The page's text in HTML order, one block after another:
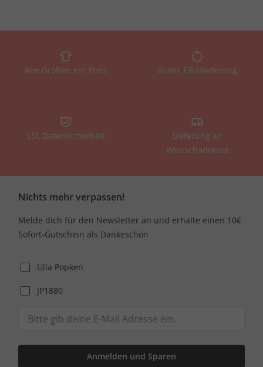
Alle Größen ein Preis Gratis Filiallieferung
SSL Datensicherheit
Lieferung an
Wunschadresse
Nichts mehr verpassen!
Melde dich für den Newsletter an und erhalte einen 10€
Sofort-Gutschein als Dankeschön
Ulla Popken
JP1880
Anmelden und Sparen